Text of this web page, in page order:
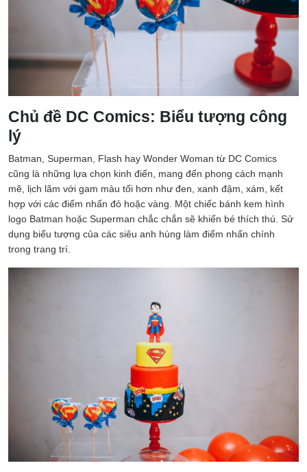
Chủ đề DC Comics: Biểu tượng công
lý
Batman, Superman, Flash hay Wonder Woman từ DC Comics
cũng là những lựa chọn kinh điển, mang đến phong cách mạnh
mẽ, lịch lãm với gam màu tối hơn như đen, xanh đậm, xám, kết
hợp với các điểm nhấn đỏ hoặc vàng. Một chiếc bánh kem hình
logo Batman hoặc Superman chắc chắn sẽ khiến bé thích thú. Sử
dụng biểu tượng của các siêu anh hùng làm điểm nhấn chính
trong trang trí.